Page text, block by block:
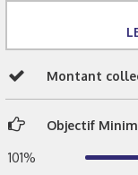
Montant
Objectif
101%